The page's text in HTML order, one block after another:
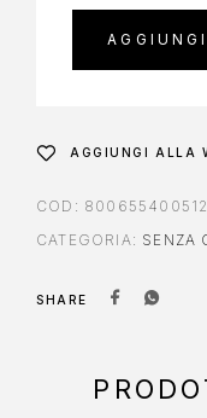
AGGIUNGI ALLA
COD:
CATEGORIA: SENZA
SHARE